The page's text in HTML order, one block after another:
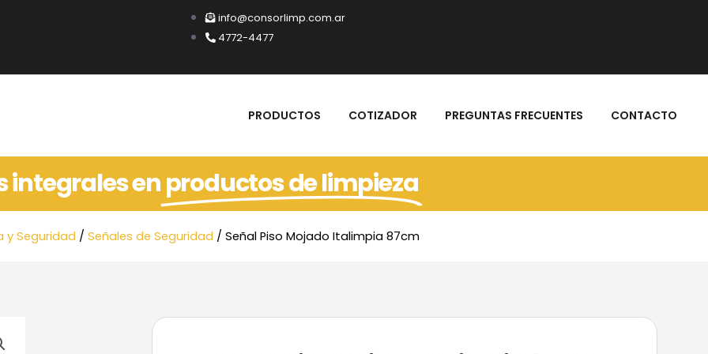
info@consorlimp.com.ar
4772-4477
PRODUCTOS COTIZADOR PREGUNTAS FRECUENTES CONTACTO
integrales enproductos de limpieza
y Seguridad / Señales de Seguridad / Señal Piso Mojado Italimpia 87cm